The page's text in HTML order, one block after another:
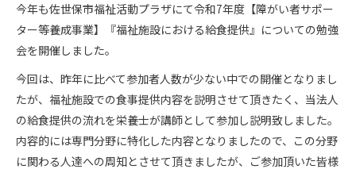
今年も佐世保市福祉活動プラザにて令和7年度【障がい者サポー
ター等養成事業】『福祉施設における給食提供』についての勉強
会を開催しました。
今回は、昨年に比べて参加者人数が少ない中での開催となりまし
たが、福祉施設での食事提供内容を説明させて頂きたく、当法人
の給食提供の流れを栄養士が講師として参加し説明致しました。
内容的には専門分野に特化した内容となりましたので、この分野
に関わる人達への周知とさせて頂きましたが、ご参加頂いた皆様